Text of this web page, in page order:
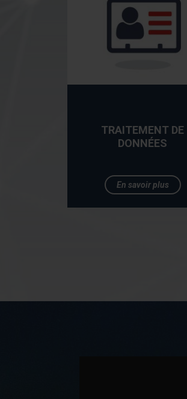
TRAITEMENT DE
DONNÉES
En savoir plus